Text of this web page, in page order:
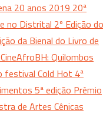
20 anos 2019 20ª
no Distrital 2º Edição do
da Bienal do Livro de
Quilombos
festival Cold Hot 4ª
5ª edição Prêmio
de Artes Cênicas